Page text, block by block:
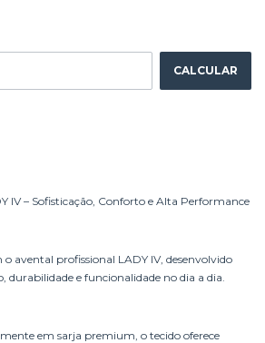
CALCULAR
IV – Sofisticação, Conforto e Alta Performance
avental profissional LADY IV, desenvolvido
durabilidade e funcionalidade no dia a dia.
em sarja premium, o tecido oferece